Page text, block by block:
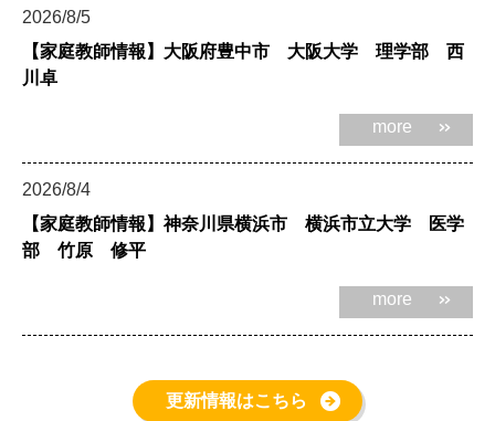
2026/8/5
【家庭教師情報】大阪府豊中市 大阪大学 理学部 西
川卓
more
2026/8/4
【家庭教師情報】神奈川県横浜市 横浜市立大学 医学
部 竹原 修平
more
更新情報はこちら